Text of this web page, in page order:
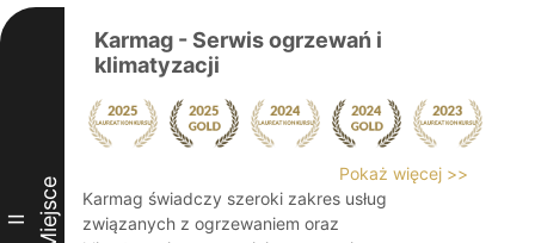
II Miejsce
Karmag - Serwis ogrzewań i
klimatyzacji
Pokaż więcej >>
Karmag świadczy szeroki zakres usług
związanych z ogrzewaniem oraz